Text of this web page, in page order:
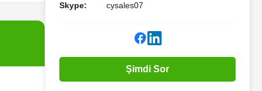
Skype:
cysales07
Şimdi Sor